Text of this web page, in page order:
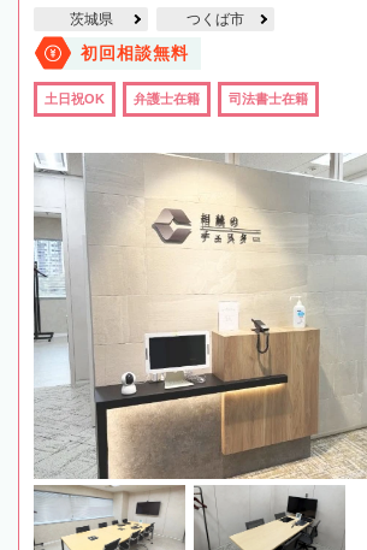
茨城県 つくば市
初回相談無料
土日祝OK 弁護士在籍 司法書士在籍